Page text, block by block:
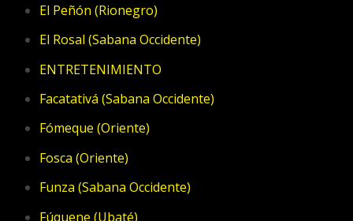
El Peñón (Rionegro)
El Rosal (Sabana Occidente)
ENTRETENIMIENTO
Facatativá (Sabana Occidente)
Fómeque (Oriente)
Fosca (Oriente)
Funza (Sabana Occidente)
Fúquene (Ubaté)